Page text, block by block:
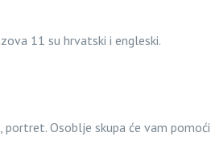
11 su hrvatski i engleski.
Osoblje skupa će vam